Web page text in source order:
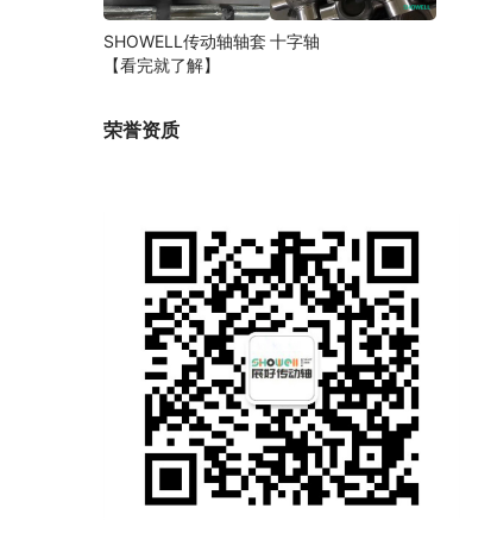
SHOWELL传动轴轴套
【看完就了解】
十字轴
荣誉资质